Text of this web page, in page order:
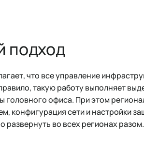
подход
что все управление
такую работу выполняет
головного офиса. При этом
конфигурация сети и настройки
во всех регионах разом.